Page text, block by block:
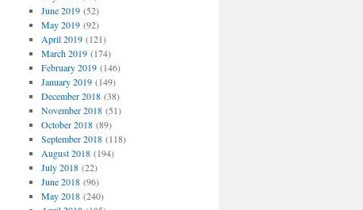
June 2019(52)
May 2019(92)
April 2019(121)
March 2019(174)
February 2019(146)
January 2019(149)
December 2018(38)
November 2018(51)
October 2018(89)
September 2018(118)
August 2018(194)
July 2018(22)
June 2018(96)
May 2018(240)